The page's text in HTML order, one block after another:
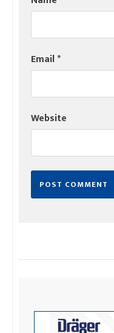
Email*
Website